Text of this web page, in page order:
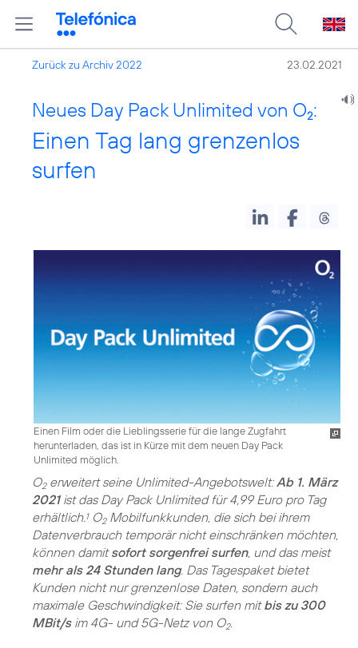
Zurück zu Archiv 2022 23.02.2021
Neues Day Pack Unlimited von O2:
Einen Tag lang grenzenlos
surfen
Einen Film oder die Lieblingsserie für die lange Zugfahrt
herunterladen, das ist in Kürze mit dem neuen Day Pack
Unlimited möglich.
O2erweitert seine Unlimited-Angebotswelt:Ab 1. März
2021ist das Day Pack Unlimited für 4,99 Euro pro Tag
erhältlich. 1O2Mobilfunkkunden, die sich bei ihrem
Datenverbrauch temporär nicht einschränken möchten,
können damitsofort sorgenfrei surfen, und das meist
mehr als 24 Stunden lang. Das Tagespaket bietet
Kunden nicht nur grenzenlose Daten, sondern auch
maximale Geschwindigkeit: Sie surfen mitbis zu 300
MBit/sim 4G- und 5G-Netz von O2.